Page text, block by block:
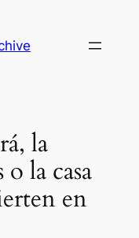
la
la casa
en